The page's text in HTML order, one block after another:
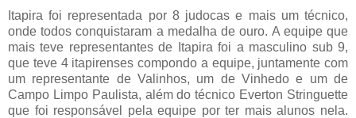
Itapira foi representada por 8 judocas e mais um técnico,
onde todos conquistaram a medalha de ouro. A equipe que
mais teve representantes de Itapira foi a masculino sub 9,
que teve 4 itapirenses compondo a equipe, juntamente com
um representante de Valinhos, um de Vinhedo e um de
Campo Limpo Paulista, além do técnico Everton Stringuette
que foi responsável pela equipe por ter mais alunos nela.